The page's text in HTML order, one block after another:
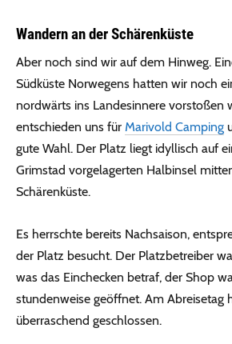
Wandern an der Schärenküste
Aber noch sind wir auf dem Hinweg.
Südküste Norwegens hatten wir noch
nordwärts ins Landesinnere vorstoßen
entschieden uns für Marivold Camping
gute Wahl. Der Platz liegt idyllisch auf
Grimstad vorgelagerten Halbinsel
Schärenküste.
Es herrschte bereits Nachsaison,
der Platz besucht. Der Platzbetreiber
was das Einchecken betraf, der Shop
stundenweise geöffnet. Am Abreisetag
überraschend geschlossen.